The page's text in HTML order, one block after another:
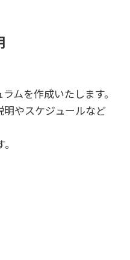
ムを作成いたします。
やスケジュールなど